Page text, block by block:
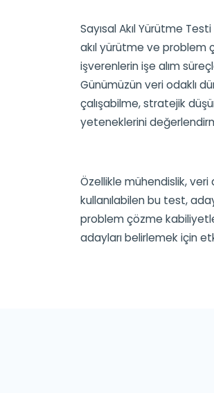
Sayısal Akıl Yürütme
akıl yürütme ve problem
işverenlerin işe alım
Günümüzün veri odaklı
çalışabilme, stratejik
yeteneklerini
Özellikle mühendislik,
kullanılabilen bu test,
problem çözme
adayları belirlemek için